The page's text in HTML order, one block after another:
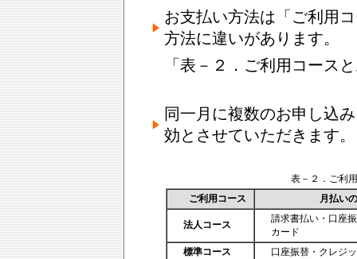
お支払い方法は「ご利用
方法に違いがあります。
「表－２．ご利用コース
同一月に複数のお申し込
効とさせていただきます。
表－２．ご利
ご利用コース
月払い
法人コース
請求書払い・口座
カード
標準コース
口座振替・クレジ